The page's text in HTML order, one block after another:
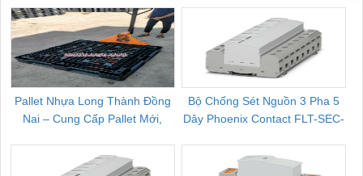
Pallet Nhựa Long Thành Đồng
Nai – Cung Cấp Pallet Mới,
Bộ Chống Sét Nguồn 3 Pha 5
Dây Phoenix Contact FLT-SEC-